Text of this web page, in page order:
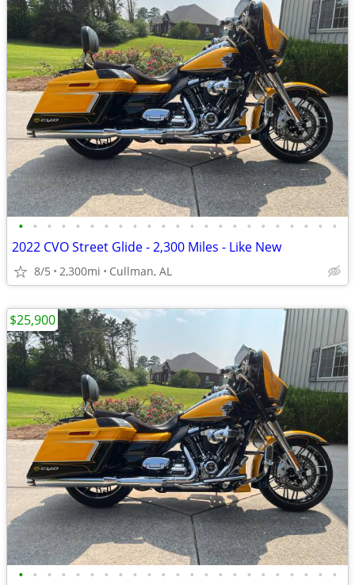
• • • • • • • • • • • • • • • • • • • • • • •
2022 CVO Street Glide - 2,300 Miles - Like New
8/5 2,300mi Cullman, AL
• • • • • • • • • • • • • • • • • • • • • • •
$25,900